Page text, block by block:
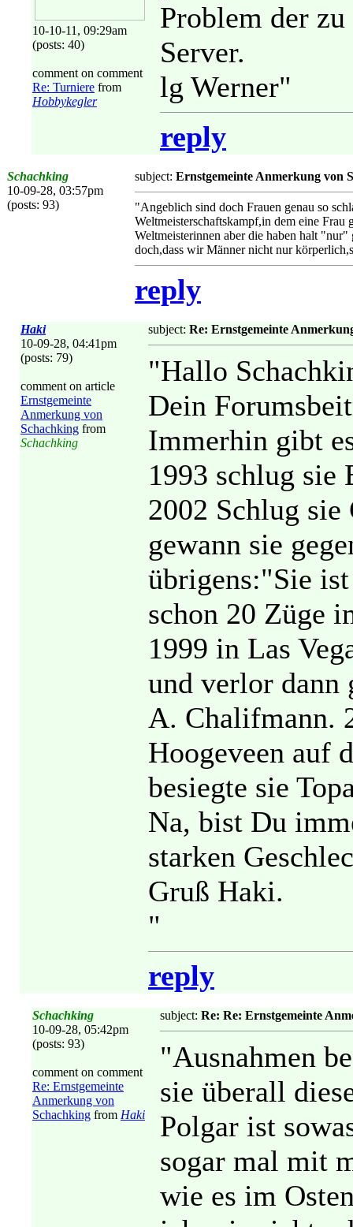
10-10-11, 09:29am
(posts: 40)
comment on comment
Re: Turniere from
Hobbykegler
Problem der
Server.
lg Werner"
reply
Schachking
10-09-28, 03:57pm
(posts: 93)
subject: Ernstgemeinte Anmerkung von
"Angeblich sind doch Frauen genau so
Weltmeisterschaftskampf,in dem eine Frau
Weltmeisterinnen aber die haben halt
doch,dass wir Männer nicht nur
reply
Haki
10-09-28, 04:41pm
(posts: 79)
comment on article
Ernstgemeinte
Anmerkung von
Schachking from
Schachking
subject: Re: Ernstgemeinte
"Hallo
Dein
Immerhin gibt
1993 schlug
2002 Schlug
gewann sie
übrigens:"Sie
schon 20 Züge
1999 in Las
und verlor dann
A. Chalifmann.
Hoogeveen auf
besiegte sie
Na, bist Du
starken
Gruß Haki.
"
reply
Schachking
10-09-28, 05:42pm
(posts: 93)
comment on comment
Re: Ernstgemeinte
Anmerkung von
Schachking from Haki
subject: Re: Re: Ernstgemeinte
"Ausnahmen
sie überall
Polgar ist
sogar mal mit
wie es im